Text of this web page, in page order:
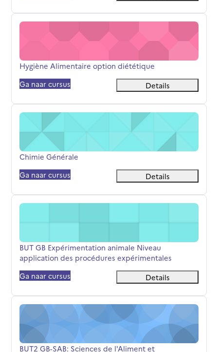
Hygiène Alimentaire option diététique
Cursusnaam
Hygiène Alimentaire option diététique
Ga naar cursus
Details
Chimie Générale
Cursusnaam
Chimie Générale
Ga naar cursus
Details
BUT GB Expérimentation animale Niveau application
Cursusnaam
BUT GB Expérimentation animale Niveau
application des procédures expérimentales
Ga naar cursus
Details
BUT2 GB-SAB: Sciences de l'Aliment et Biotechnologie
Cursusnaam
BUT2 GB-SAB: Sciences de l'Aliment et